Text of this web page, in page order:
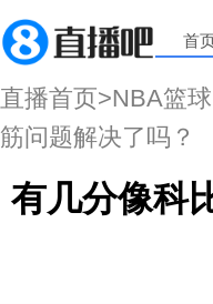
首
直播首页>NBA篮
筋问题解决了吗？
有几分像科